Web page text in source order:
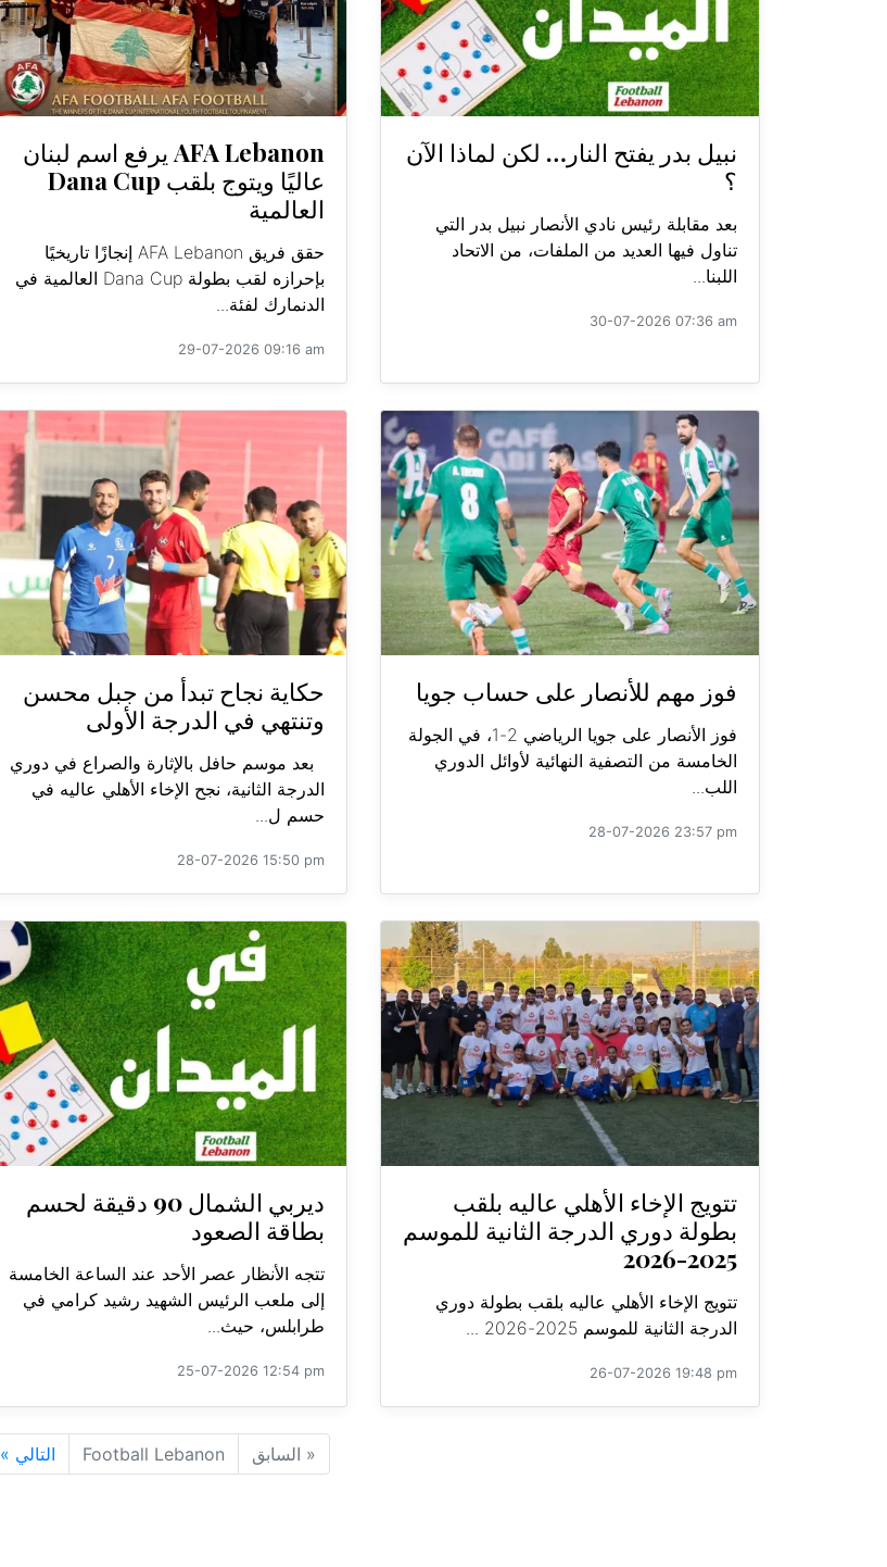
نبيل بدر يفتح النار… لكن لماذا الآن
؟
بعد مقابلة رئيس نادي الأنصار نبيل بدر التي
تناول فيها العديد من الملفات، من الاتحاد
اللبنا...
30-07-2026 07:36 am
AFA Lebanon يرفع اسم لبنان
عاليًا ويتوج بلقب Dana Cup
العالمية
حقق فريق AFA Lebanon إنجازًا تاريخيًا
بإحرازه لقب بطولة Dana Cup العالمية في
الدنمارك لفئة...
29-07-2026 09:16 am
فوز مهم للأنصار على حساب جويا
فوز الأنصار على جويا الرياضي 2-1، في الجولة
الخامسة من التصفية النهائية لأوائل الدوري
اللب...
28-07-2026 23:57 pm
حكاية نجاح تبدأ من جبل محسن
وتنتهي في الدرجة الأولى
بعد موسم حافل بالإثارة والصراع في دوري
الدرجة الثانية، نجح الإخاء الأهلي عاليه في
حسم ل...
28-07-2026 15:50 pm
تتويج الإخاء الأهلي عاليه بلقب
بطولة دوري الدرجة الثانية للموسم
2025-2026
تتويج الإخاء الأهلي عاليه بلقب بطولة دوري
الدرجة الثانية للموسم 2025-2026 ...
26-07-2026 19:48 pm
ديربي الشمال 90 دقيقة لحسم
بطاقة الصعود
تتجه الأنظار عصر الأحد عند الساعة الخامسة
إلى ملعب الرئيس الشهيد رشيد كرامي في
طرابلس، حيث...
25-07-2026 12:54 pm
« السابق Football Lebanon التالي »